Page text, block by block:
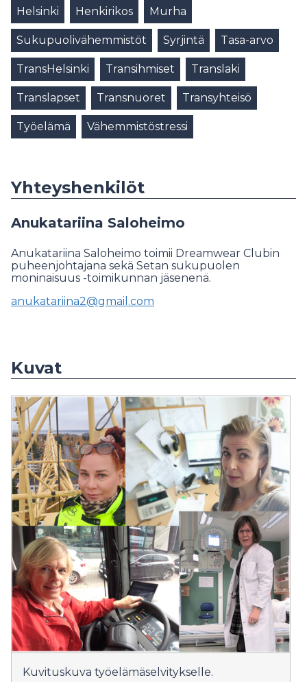
Helsinki Henkirikos Murha
Sukupuolivähemmistöt Syrjintä Tasa-arvo
TransHelsinki Transihmiset Translaki
Translapset Transnuoret Transyhteisö
Työelämä Vähemmistöstressi
Yhteyshenkilöt
Anukatariina Saloheimo
Anukatariina Saloheimo toimii Dreamwear Clubin
puheenjohtajana sekä Setan sukupuolen
moninaisuus -toimikunnan jäsenenä.
anukatariina2@gmail.com
Kuvat
Kuvituskuva työelämäselvitykselle.